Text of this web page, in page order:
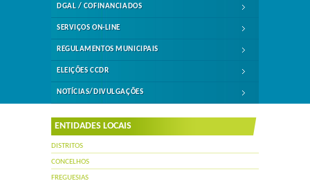
DGAL / COFINANCIADOS
SERVIÇOS ON-LINE
REGULAMENTOS MUNICIPAIS
ELEIÇÕES CCDR
NOTÍCIAS/DIVULGAÇÕES
ENTIDADES LOCAIS
DISTRITOS
CONCELHOS
FREGUESIAS